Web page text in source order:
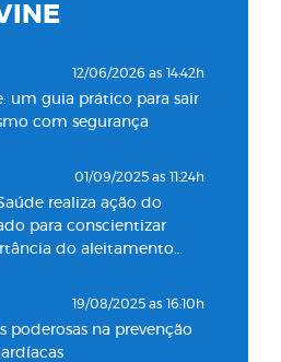
18/05/2022 as 09:00h
inaugurará
de Guarujá
29/09/2021 as 17:35h
inaugura nova
laboratorial em
o Plano Santa Casa
12/06/2026 as 14:42h
um guia prático para sair
com segurança
01/09/2025 as 11:24h
realiza ação do
para conscientizar
do aleitamento
19/08/2025 as 16:10h
poderosas na prevenção